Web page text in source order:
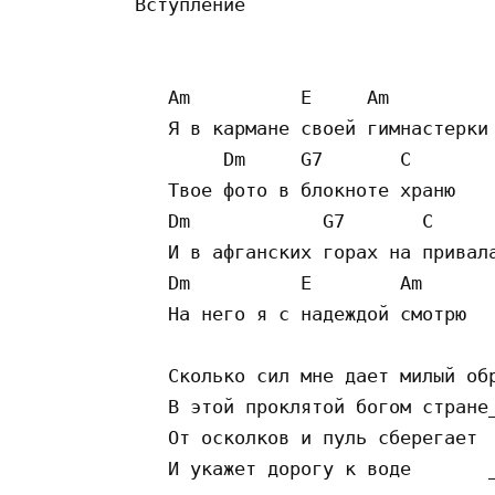
   Am          E     Am
   Я в кармане своей гимнастерки
        Dm     G7       C
   Твое фото в блокноте храню
Dm            G7       C
И в афганских горах на
Dm          E        Am
На него я с надеждой смотрю
Сколько сил мне дает милый
   В этой проклятой богом стране_
От осколков и пуль сберегает
И укажет дорогу к воде